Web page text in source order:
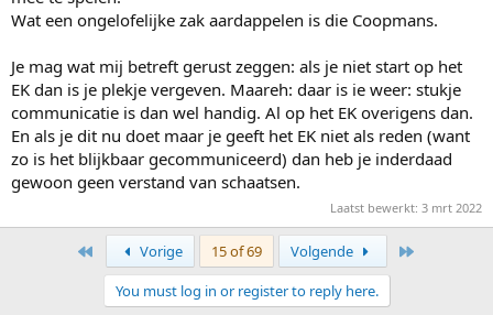
Wat een ongelofelijke zak aardappelen is die Coopmans.
Je mag wat mij betreft gerust zeggen: als je niet start op het
EK dan is je plekje vergeven. Maareh: daar is ie weer: stukje
communicatie is dan wel handig. Al op het EK overigens dan.
En als je dit nu doet maar je geeft het EK niet als reden (want
zo is het blijkbaar gecommuniceerd) dan heb je inderdaad
gewoon geen verstand van schaatsen.
Laatst bewerkt: 3 mrt 2022
Vorige 15 of 69 Volgende
You must log in or register to reply here.